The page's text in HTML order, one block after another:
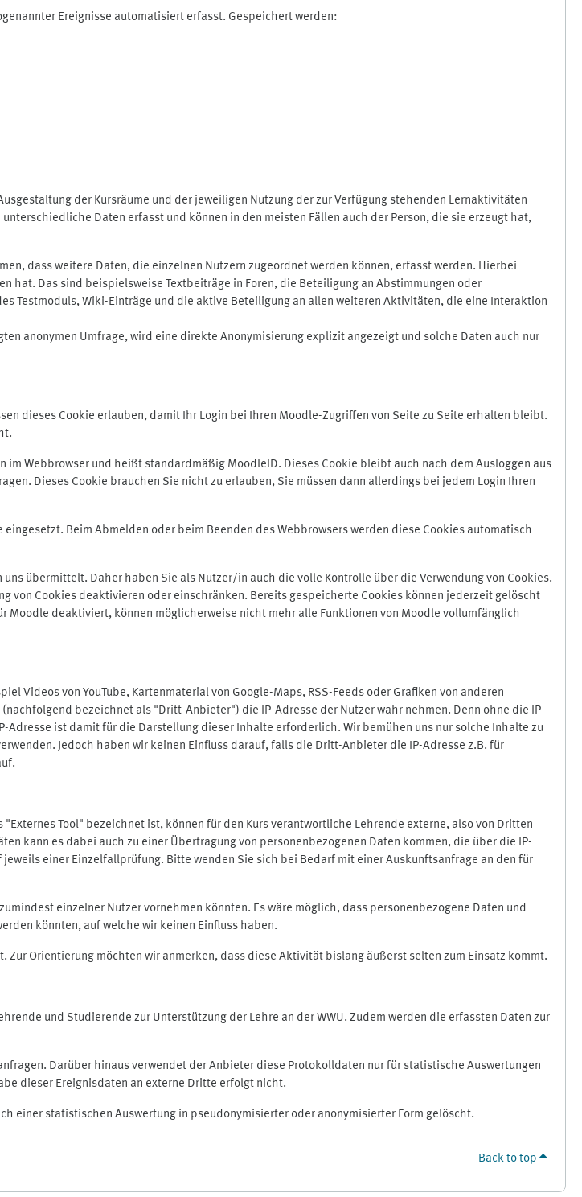
Ereignisse automatisiert erfasst. Gespeichert werden:
der Kursräume und der jeweiligen Nutzung der zur Verfügung stehenden Lernaktivitäten
Daten erfasst und können in den meisten Fällen auch der Person, die sie erzeugt hat,
dass weitere Daten, die einzelnen Nutzern zugeordnet werden können, erfasst werden. Hierbei
Das sind beispielsweise Textbeiträge in Foren, die Beteiligung an Abstimmungen oder
Testmoduls, Wiki-Einträge und die aktive Beteiligung an allen weiteren Aktivitäten, die eine Interaktion
anonymen Umfrage, wird eine direkte Anonymisierung explizit angezeigt und solche Daten auch nur
dieses Cookie erlauben, damit Ihr Login bei Ihren Moodle-Zugriffen von Seite zu Seite erhalten bleibt.
Webbrowser und heißt standardmäßig MoodleID. Dieses Cookie bleibt auch nach dem Ausloggen aus
Dieses Cookie brauchen Sie nicht zu erlauben, Sie müssen dann allerdings bei jedem Login Ihren
Beim Abmelden oder beim Beenden des Webbrowsers werden diese Cookies automatisch
übermittelt. Daher haben Sie als Nutzer/in auch die volle Kontrolle über die Verwendung von Cookies.
von Cookies deaktivieren oder einschränken. Bereits gespeicherte Cookies können jederzeit gelöscht
deaktiviert, können möglicherweise nicht mehr alle Funktionen von Moodle vollumfänglich
Videos von YouTube, Kartenmaterial von Google-Maps, RSS-Feeds oder Grafiken von anderen
bezeichnet als "Dritt-Anbieter") die IP-Adresse der Nutzer wahr nehmen. Denn ohne die IP-
ist damit für die Darstellung dieser Inhalte erforderlich. Wir bemühen uns nur solche Inhalte zu
Jedoch haben wir keinen Einfluss darauf, falls die Dritt-Anbieter die IP-Adresse z.B. für
Tool" bezeichnet ist, können für den Kurs verantwortliche Lehrende externe, also von Dritten
kann es dabei auch zu einer Übertragung von personenbezogenen Daten kommen, die über die IP-
einer Einzelfallprüfung. Bitte wenden Sie sich bei Bedarf mit einer Auskunftsanfrage an den für
einzelner Nutzer vornehmen könnten. Es wäre möglich, dass personenbezogene Daten und
könnten, auf welche wir keinen Einfluss haben.
Orientierung möchten wir anmerken, dass diese Aktivität bislang äußerst selten zum Einsatz kommt.
und Studierende zur Unterstützung der Lehre an der WWU. Zudem werden die erfassten Daten zur
Darüber hinaus verwendet der Anbieter diese Protokolldaten nur für statistische Auswertungen
dieser Ereignisdaten an externe Dritte erfolgt nicht.
einer statistischen Auswertung in pseudonymisierter oder anonymisierter Form gelöscht.
Back to top